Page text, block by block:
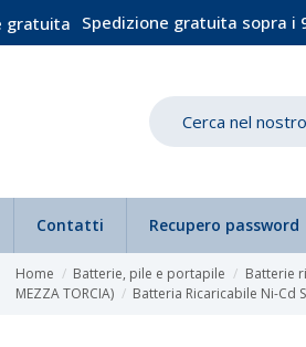
Spedizione gratuita sopra i
Contatti Recupero password
Home Batterie, pile e portapile Batterie
MEZZA TORCIA)
Batteria Ricaricabile Ni-Cd